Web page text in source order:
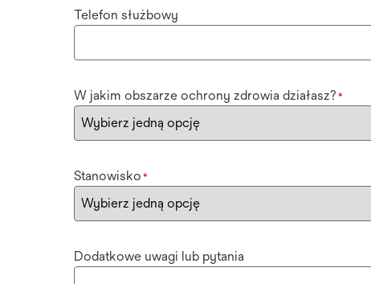
Telefon służbowy
W jakim obszarze ochrony zdrowia działasz? *
Stanowisko *
Dodatkowe uwagi lub pytania